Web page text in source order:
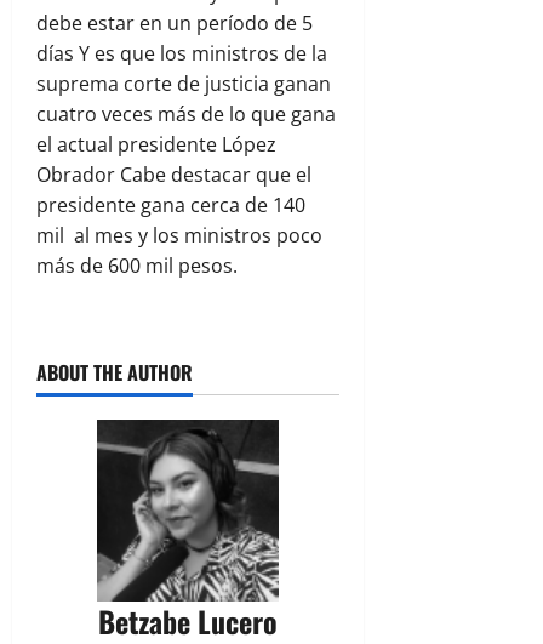
debe estar en un período de 5
días Y es que los ministros de la
suprema corte de justicia ganan
cuatro veces más de lo que gana
el actual presidente López
Obrador Cabe destacar que el
presidente gana cerca de 140
mil al mes y los ministros poco
más de 600 mil pesos.
ABOUT THE AUTHOR
Betzabe Lucero